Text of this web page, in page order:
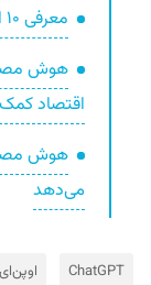
معرفی ۱۰ ابزار طراحی و ساخت چهره با هوش مصنوعی
هوش
اقتصاد
هوش
می‌دهد
ChatGPT